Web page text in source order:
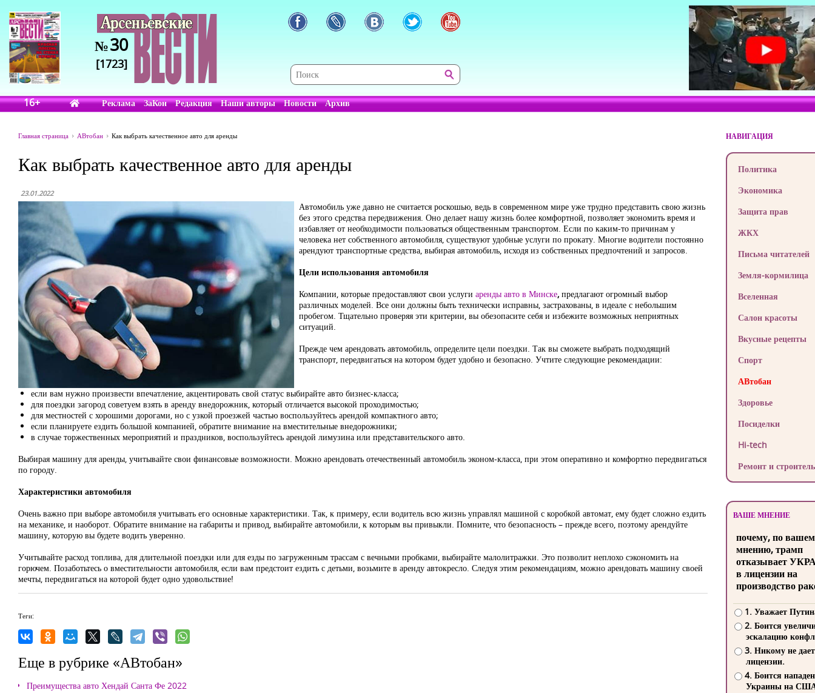
№30
[1723]
16+ Реклама ЗаКон Редакция Наши авторы Новости Архив
Главная страница АВтобан Как выбрать качественное авто для аренды
Как выбрать качественное авто для аренды
23.01.2022
Автомобиль уже давно не считается роскошью, ведь в современном мире уже трудно представить свою жизнь
без этого средства передвижения. Оно делает нашу жизнь более комфортной, позволяет экономить время и
избавляет от необходимости пользоваться общественным транспортом. Если по каким-то причинам у
человека нет собственного автомобиля, существуют удобные услуги по прокату. Многие водители постоянно
арендуют транспортные средства, выбирая автомобиль, исходя из собственных предпочтений и запросов.
Цели использования автомобиля
Компании, которые предоставляют свои услуги аренды авто в Минске, предлагают огромный выбор
различных моделей. Все они должны быть технически исправны, застрахованы, в идеале с небольшим
пробегом. Тщательно проверяя эти критерии, вы обезопасите себя и избежите возможных неприятных
ситуаций.
Прежде чем арендовать автомобиль, определите цели поездки. Так вы сможете выбрать подходящий
транспорт, передвигаться на котором будет удобно и безопасно. Учтите следующие рекомендации:
если вам нужно произвести впечатление, акцентировать свой статус выбирайте авто бизнес-класса;
для поездки загород советуем взять в аренду внедорожник, который отличается высокой проходимостью;
для местностей с хорошими дорогами, но с узкой проезжей частью воспользуйтесь арендой компактного авто;
если планируете ездить большой компанией, обратите внимание на вместительные внедорожники;
в случае торжественных мероприятий и праздников, воспользуйтесь арендой лимузина или представительского авто.
Выбирая машину для аренды, учитывайте свои финансовые возможности. Можно арендовать отечественный автомобиль эконом-класса, при этом оперативно и комфортно передвигаться
по городу.
Характеристики автомобиля
Очень важно при выборе автомобиля учитывать его основные характеристики. Так, к примеру, если водитель всю жизнь управлял машиной с коробкой автомат, ему будет сложно ездить
на механике, и наоборот. Обратите внимание на габариты и привод, выбирайте автомобили, к которым вы привыкли. Помните, что безопасность – прежде всего, поэтому арендуйте
машину, которую вы будете водить уверенно.
Учитывайте расход топлива, для длительной поездки или для езды по загруженным трассам с вечными пробками, выбирайте малолитражки. Это позволит неплохо сэкономить на
горючем. Позаботьтесь о вместительности автомобиля, если вам предстоит ездить с детьми, возьмите в аренду автокресло. Следуя этим рекомендациям, можно арендовать машину своей
мечты, передвигаться на которой будет одно удовольствие!
Теги:
Еще в рубрике «АВтобан»
Преимущества авто Хендай Санта Фе 2022
НАВИГАЦИЯ
Политика
Экономика
Защита прав
ЖКХ
Письма читателей
Земля-кормилица
Вселенная
Салон красоты
Вкусные рецепты
Спорт
АВтобан
Здоровье
Посиделки
Hi-tech
Ремонт и
ВАШЕ МНЕНИЕ
почему, по
мнению, трамп
отказывает
в лицензии на
производство
1. Уважает
2. Боится
эскалацию
3. Никому не
лицензии.
4. Боится
Украины на